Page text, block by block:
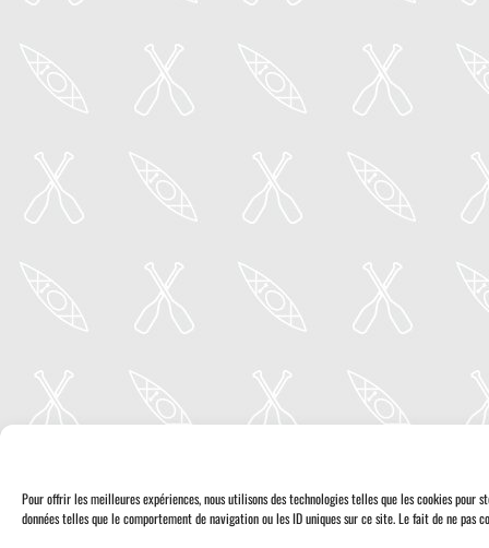
Pour offrir les meilleures expériences, nous utilisons des technologies telles que les cookies
données telles que le comportement de navigation ou les ID uniques sur ce site. Le fait de ne